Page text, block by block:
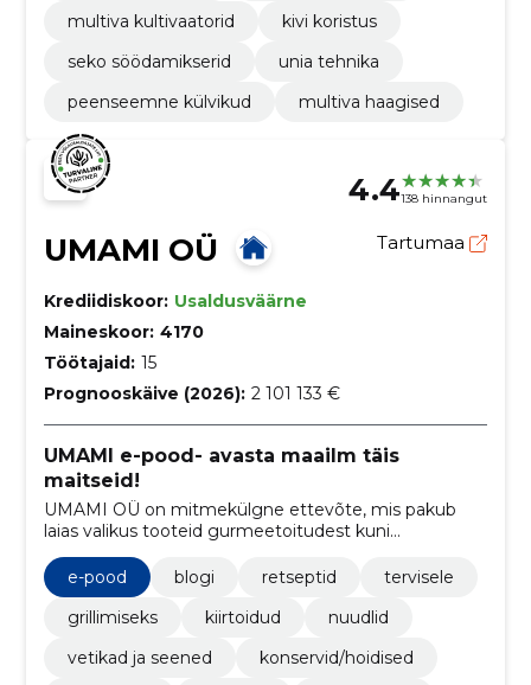
multiva kultivaatorid
kivi koristus
seko söödamikserid
unia tehnika
peenseemne külvikud
multiva haagised
4.4138 hinnangut
UMAMI OÜ Tartumaa
Krediidiskoor: Usaldusväärne
Maineskoor: 4170
Töötajaid: 15
Prognooskäive (2026): 2 101 133 €
UMAMI e-pood- avasta maailm täis
maitseid!
UMAMI OÜ on mitmekülgne ettevõte, mis pakub
laias valikus tooteid gurmeetoitudest kuni
igapäevaste toiduaineteni, pakkudes samas ka
inspiratsiooni retseptide ja blogi kaudu.
e-pood blogi retseptid
tervisele
grillimiseks
kiirtoidud
nuudlid
vetikad ja seened
konservid/hoidised